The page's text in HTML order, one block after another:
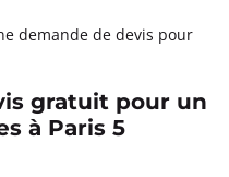
demande de devis pour
gratuit pour un
à Paris 5